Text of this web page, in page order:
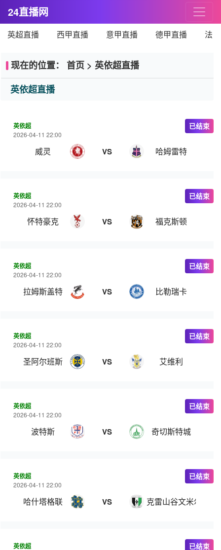
24直播网
英超直播 西甲直播 意甲直播 德甲直播 法
现在的位置： 首页 > 英依超直播
英依超直播
英依超
2026-04-11 22:00
威灵 VS 哈姆雷特
已结束
英依超
2026-04-11 22:00
怀特豪克 VS 福克斯顿
已结束
英依超
2026-04-11 22:00
拉姆斯盖特 VS 比勒瑞卡
已结束
英依超
2026-04-11 22:00
圣阿尔班斯 VS 艾维利
已结束
英依超
2026-04-11 22:00
波特斯 VS 奇切斯特城
已结束
英依超
2026-04-11 22:00
哈什塔格联 VS 克雷山谷文米尔斯
已结束
英依超 已结束